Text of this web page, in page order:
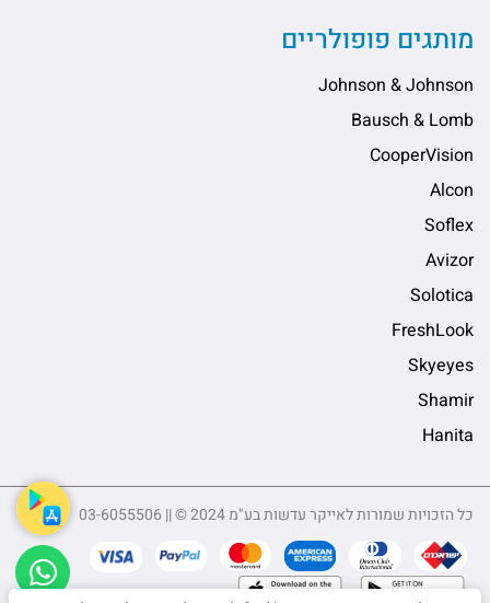
מותגים פופולריים
Johnson & Johnson
Bausch & Lomb
CooperVision
Alcon
Soflex
Avizor
Solotica
FreshLook
Skyeyes
Shamir
Hanita
כל הזכויות שמורות לאייקר עדשות בע"מ 2024 © || 03-6055506